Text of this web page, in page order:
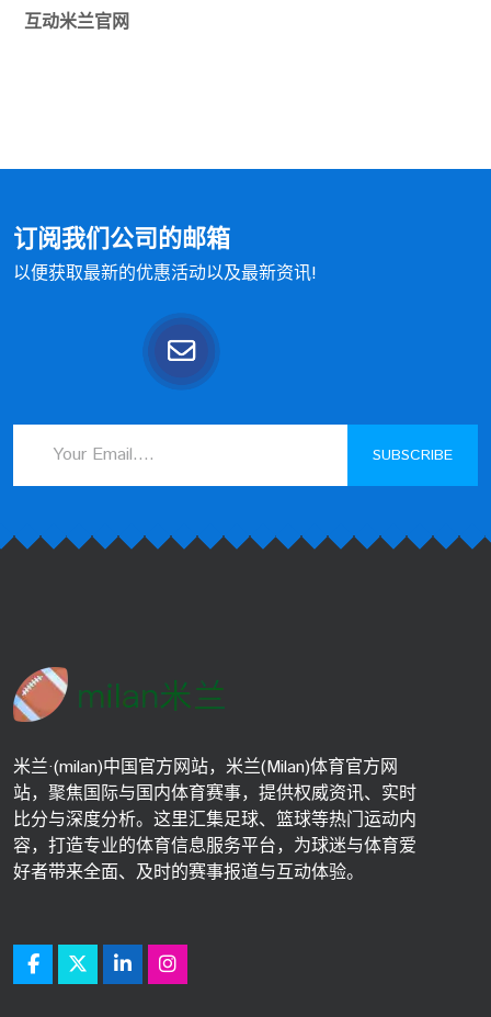
互动米兰官网
订阅我们公司的邮箱
以便获取最新的优惠活动以及最新资讯!
SUBSCRIBE
米兰·(milan)中国官方网站，米兰(Milan)体育官方网
站，聚焦国际与国内体育赛事，提供权威资讯、实时
比分与深度分析。这里汇集足球、篮球等热门运动内
容，打造专业的体育信息服务平台，为球迷与体育爱
好者带来全面、及时的赛事报道与互动体验。